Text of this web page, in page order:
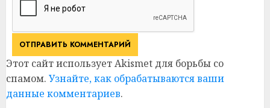
Этот сайт использует Akismet для борьбы со
спамом. Узнайте, как обрабатываются ваши
данные комментариев.